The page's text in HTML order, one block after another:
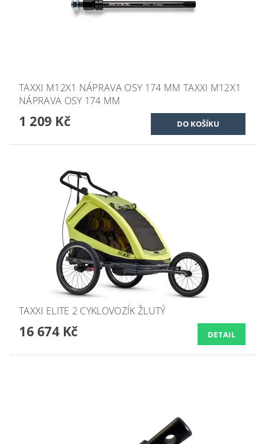
TAXXI M12X1 NÁPRAVA OSY 174 MM TAXXI M12X1
NÁPRAVA OSY 174 MM
1 209 Kč
TAXXI ELITE 2 CYKLOVOZÍK ŽLUTÝ
16 674 Kč DETAIL